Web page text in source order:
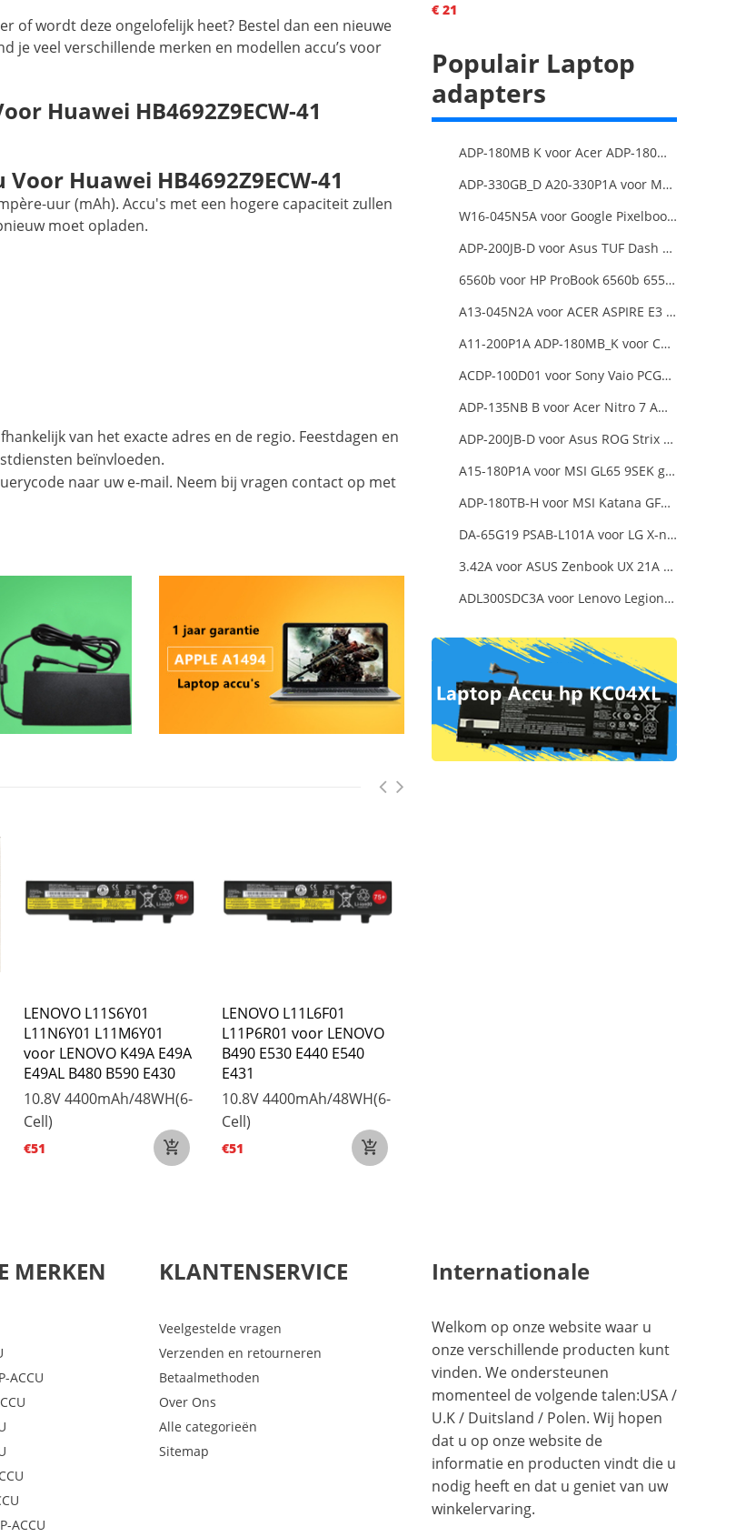
of wordt deze ongelofelijk heet? Bestel dan een nieuwe
je veel verschillende merken en modellen accu’s voor
Huawei HB4692Z9ECW-41
Huawei HB4692Z9ECW-41
uur (mAh). Accu's met een hogere capaciteit zullen
moet opladen.
van het exacte adres en de regio. Feestdagen en
beïnvloeden.
naar uw e-mail. Neem bij vragen contact op met
LENOVO L11S6Y01
L11N6Y01 L11M6Y01
voor LENOVO K49A E49A
E49AL B480 B590 E430
10.8V4400mAh/48WH(6-
Cell)
€51
LENOVO L11L6F01
L11P6R01 voor LENOVO
B490 E530 E440 E540
E431
10.8V4400mAh/48WH(6-
Cell)
€51
€ 21
Populair Laptop
adapters
ADP-180MB K voor Acer ADP-180MB K Laptop Charger
ADP-330GB_D A20-330P1A voor MSI GE68 Raider Power Supply
W16-045N5A voor Google Pixelbook USB Type-C
ADP-200JB-D voor Asus TUF Dash F15 FX516PR ADP-200JB
6560b voor HP ProBook 6560b 6555b 6550b 90W Smart AC Power Adapter Laptop
A13-045N2A voor ACER ASPIRE E3 SERIES ASPIRE E5 SERIES ASPIRE ES1 SERIES
A11-200P1A ADP-180MB_K voor Chicony MSI GE63 Raider RGB 8RE-012US
ACDP-100D01 voor Sony Vaio PCGA AC19V4 ACDP-100D01
ADP-135NB B voor Acer Nitro 7 AN715-51-73AJ A715-74G-52B0 Notebook
ADP-200JB-D voor Asus ROG Strix G17 G713IE G713IE-HX002W
A15-180P1A voor MSI GL65 9SEK gaming laptop
ADP-180TB-H voor MSI Katana GF66 11UE-088NEU
DA-65G19 PSAB-L101A voor LG X-note C500 R410
3.42A voor ASUS Zenbook UX 21A UX31A UX32A UX32VD Series Ultrabook Models
ADL300SDC3A voor Lenovo Legion 5 Pro 16ACH6H 82JQ008HUK 82JQ008
MERKEN
ACCU
ACCU
KLANTENSERVICE
Veelgestelde vragen
Verzenden en retourneren
Betaalmethoden
Over Ons
Alle categorieën
Sitemap
Internationale
Welkom op onze website waar u
onze verschillende producten kunt
vinden. We ondersteunen
momenteel de volgende talen:USA/
U.K/ Duitsland / Polen. Wij hopen
dat u op onze website de
informatie en producten vindt die u
nodig heeft en dat u geniet van uw
winkelervaring.